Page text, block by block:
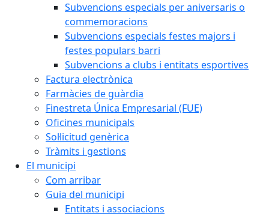
Subvencions especials per aniversaris o
commemoracions
Subvencions especials festes majors i
festes populars barri
Subvencions a clubs i entitats esportives
Factura electrònica
Farmàcies de guàrdia
Finestreta Única Empresarial (FUE)
Oficines municipals
Sol·licitud genèrica
Tràmits i gestions
El municipi
Com arribar
Guia del municipi
Entitats i associacions